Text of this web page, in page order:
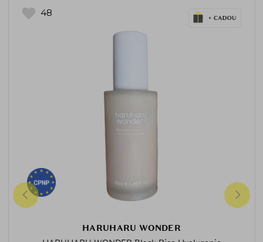
48
HARUHARU WONDER